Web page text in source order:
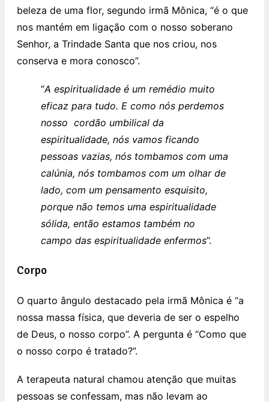
beleza de uma flor, segundo irmã Mônica, “é o que
nos mantém em ligação com o nosso soberano
Senhor, a Trindade Santa que nos criou, nos
conserva e mora conosco”.
“A espiritualidade é um remédio muito
eficaz para tudo. E como nós perdemos
nosso cordão umbilical da
espiritualidade, nós vamos ficando
pessoas vazias, nós tombamos com uma
calúnia, nós tombamos com um olhar de
lado, com um pensamento esquisito,
porque não temos uma espiritualidade
sólida, então estamos também no
campo das espiritualidade enfermos”.
Corpo
O quarto ângulo destacado pela irmã Mônica é “a
nossa massa física, que deveria de ser o espelho
de Deus, o nosso corpo”. A pergunta é “Como que
o nosso corpo é tratado?”.
A terapeuta natural chamou atenção que muitas
pessoas se confessam, mas não levam ao